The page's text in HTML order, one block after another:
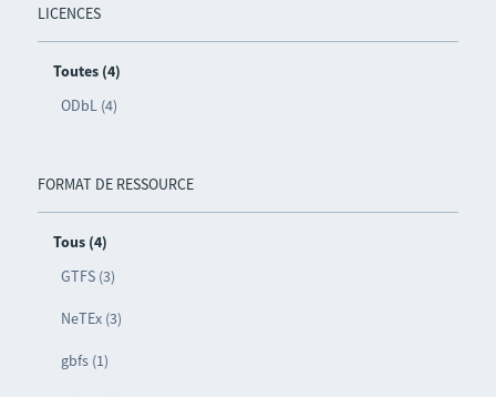
LICENCES
Toutes (4)
ODbL (4)
FORMAT DE RESSOURCE
Tous (4)
GTFS (3)
NeTEx (3)
gbfs (1)